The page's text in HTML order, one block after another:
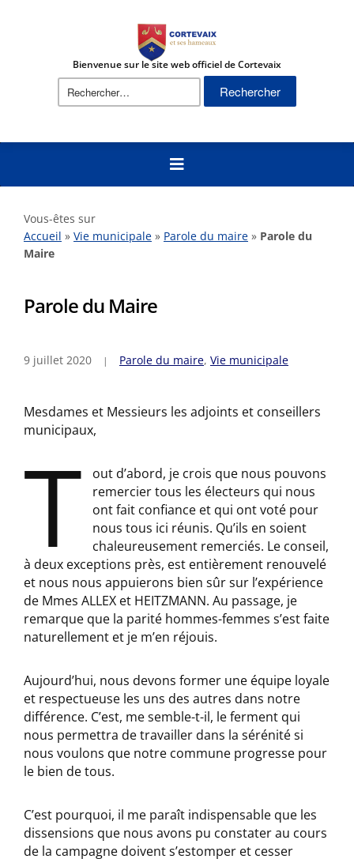
Bienvenue sur le site web officiel de Cortevaix
Vous-êtes sur
Accueil » Vie municipale » Parole du maire » Parole du
Maire
Parole du Maire
9 juillet 2020 Parole du maire, Vie municipale
Mesdames et Messieurs les adjoints et conseillers
municipaux,
T
out d’abord, je crois que nous pouvons
remercier tous les électeurs qui nous
ont fait confiance et qui ont voté pour
nous tous ici réunis. Qu’ils en soient
chaleureusement remerciés. Le conseil,
à deux exceptions près, est entièrement renouvelé
et nous nous appuierons bien sûr sur l’expérience
de Mmes ALLEX et HEITZMANN. Au passage, je
remarque que la parité hommes-femmes s’est faite
naturellement et je m’en réjouis.
Aujourd’hui, nous devons former une équipe loyale
et respectueuse les uns des autres dans notre
différence. C’est, me semble-t-il, le ferment qui
nous permettra de travailler dans la sérénité si
nous voulons que notre commune progresse pour
le bien de tous.
C’est pourquoi, il me paraît indispensable que les
dissensions que nous avons pu constater au cours
de la campagne doivent s’estomper et cesser